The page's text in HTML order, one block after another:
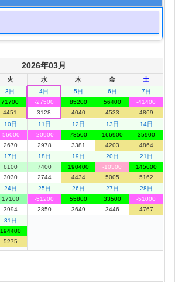
2026年03月
火 水 木 金 土
3日
71700
4451
4日
-27500
3128
5日
85200
4040
6日
56400
4533
7日
-41400
4869
10日
-56000
2670
11日
-20900
2978
12日
78500
3381
13日
166900
4203
14日
35900
4864
17日
6100
3030
18日
7400
2744
19日
190400
4434
20日
-10500
5005
21日
145600
5162
24日
17100
3994
25日
-51200
2850
26日
55800
3649
27日
33500
3446
28日
-51000
4767
31日
194400
5275